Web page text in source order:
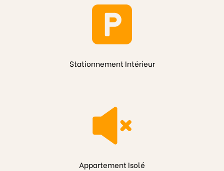
Stationnement Intérieur
Appartement Isolé